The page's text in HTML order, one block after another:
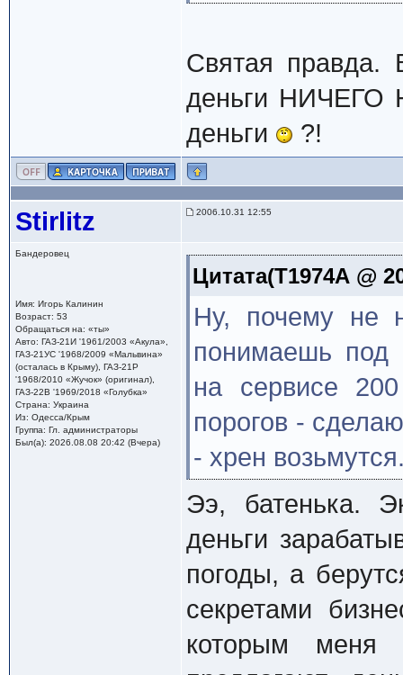
Святая правда.
деньги НИЧЕГО
деньги
?!
Stirlitz 2006.10.31 12:55
Бандеровец
Имя: Игорь Калинин
Возраст: 53
Обращаться на: «ты»
Авто: ГАЗ-21И '1961/2003 «Акула»,
ГАЗ-21УС '1968/2009 «Мальвина»
(осталась в Крыму), ГАЗ-21Р
'1968/2010 «Жучок» (оригинал),
ГАЗ-22В '1969/2018 «Голубка»
Страна: Украина
Из: Одесса/Крым
Группа: Гл. администраторы
Был(а): 2026.08.08 20:42 (Вчера)
Цитата(Т1974А @
Ну, почему не
понимаешь под
на сервисе
порогов -
- хрен
Ээ, батенька.
деньги
погоды, а
секретами
которым меня